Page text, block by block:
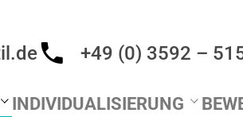
+49 (0) 3592 –
INDIVIDUALISIERUNG